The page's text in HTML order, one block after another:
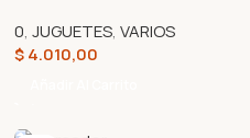
0, JUGUETES, VARIOS
$4.010,00